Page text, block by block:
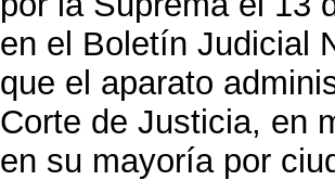
en el Boletín Judicial
que el aparato
Corte de Justicia, en
en su mayoría por